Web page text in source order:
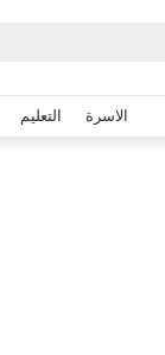
الاسرة التعليم